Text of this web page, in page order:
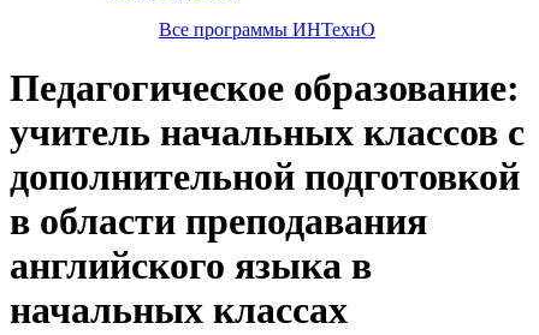
Все программы ИНТехнО
Педагогическое образование:
учитель начальных классов с
дополнительной подготовкой
в области преподавания
английского языка в
начальных классах